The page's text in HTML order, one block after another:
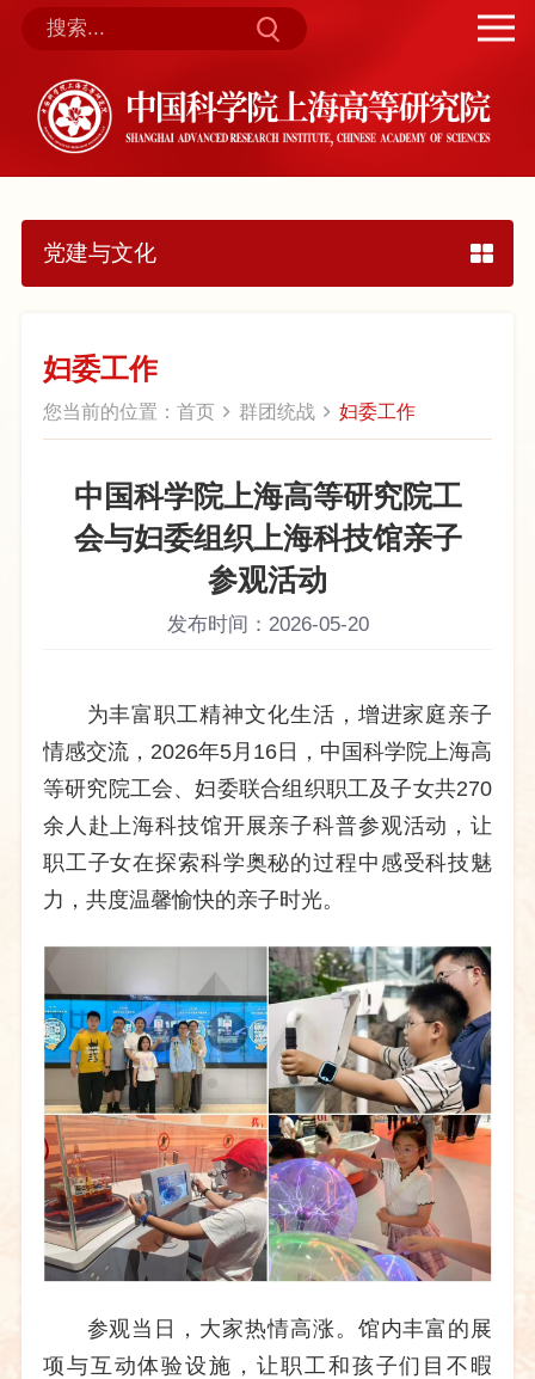
党建与文化
妇委工作
您当前的位置： 首页 群团统战 妇委工作
中国科学院上海高等研究院工
会与妇委组织上海科技馆亲子
参观活动
发布时间：2026-05-20
为丰富职工精神文化生活，增进家庭亲子
情感交流，2026年5月16日，中国科学院上海高
等研究院工会、妇委联合组织职工及子女共270
余人 赴上海科技馆开展亲子科普参观活动，让
职工子女在探索科学奥秘的过程中感受科技魅
力，共度温馨愉快的亲子时光。
参观当日，大家热情高涨。馆内丰富的展
项与互动体验设施，让职工和孩子们目不暇